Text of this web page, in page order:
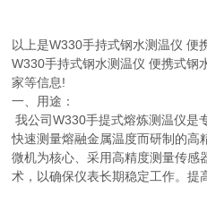
以上是W330手持式钢水测温仪 便
W330手持式钢水测温仪 便携式钢
家等信息!
一、用途：
我公司W330手提式熔炼测温仪是
快速测量熔融金属温度而研制的高
微机为核心、采用高精度测量传感
术，以确保仪表长期稳定工作。提